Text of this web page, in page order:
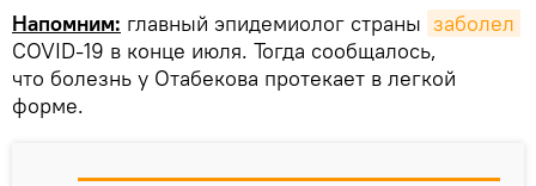
Напомним: главный эпидемиолог страны заболел
COVID-19 в конце июля. Тогда сообщалось,
что болезнь у Отабекова протекает в легкой
форме.